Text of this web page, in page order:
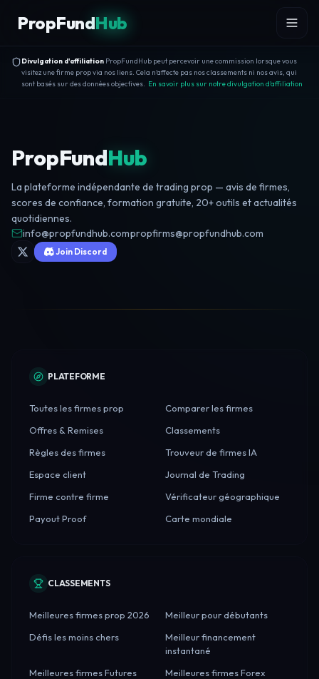
PropFundHub
Divulgation d'affiliation PropFundHub peut percevoir une commission lorsque vous
visitez une firme prop via nos liens. Cela n'affecte pas nos classements ni nos avis, qui
sont basés sur des données objectives. En savoir plus sur notre divulgation d'affiliation
PropFundHub
La plateforme indépendante de trading prop — avis de firmes,
scores de confiance, formation gratuite, 20+ outils et actualités
quotidiennes.
info@propfundhub.com·propfirms@propfundhub.com
Join Discord
PLATEFORME
Toutes les firmes prop
Comparer les firmes
Offres & Remises
Classements
Règles des firmes
Trouveur de firmes IA
Espace client
Journal de Trading
Firme contre firme
Vérificateur géographique
Payout Proof
Carte mondiale
CLASSEMENTS
Meilleures firmes prop 2026
Meilleur pour débutants
Défis les moins chers
Meilleur financement
instantané
Meilleures firmes Futures
Meilleures firmes Forex